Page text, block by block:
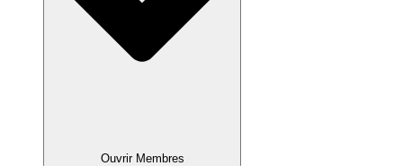
Ouvrir Membres